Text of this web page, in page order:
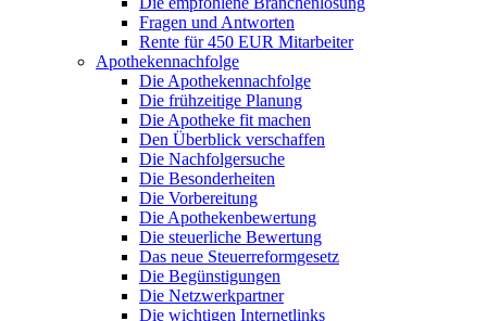
Fragen und Antworten
Rente für 450 EUR Mitarbeiter
Apothekennachfolge
Die Apothekennachfolge
Die frühzeitige Planung
Die Apotheke fit machen
Den Überblick verschaffen
Die Nachfolgersuche
Die Besonderheiten
Die Vorbereitung
Die Apothekenbewertung
Die steuerliche Bewertung
Das neue Steuerreformgesetz
Die Begünstigungen
Die Netzwerkpartner
Die wichtigen Internetlinks